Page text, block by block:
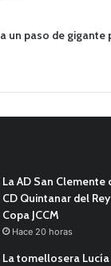
un paso de
La AD San
CD Quintanar del
Copa JCCM
Hace 20 horas
La tomellosera